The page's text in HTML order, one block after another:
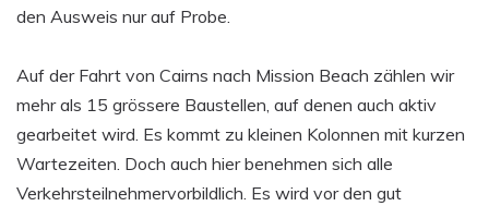
den Ausweis nur auf Probe.
Auf der Fahrt von Cairns nach Mission Beach zählen wir
mehr als 15 grössere Baustellen, auf denen auch aktiv
gearbeitet wird. Es kommt zu kleinen Kolonnen mit kurzen
Wartezeiten. Doch auch hier benehmen sich alle
Verkehrsteilnehmervorbildlich. Es wird vor den gut